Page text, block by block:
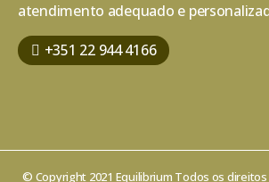
atendimento adequado e
+351 22 944 4166
© Copyright 2021 Equilibrium Todos os